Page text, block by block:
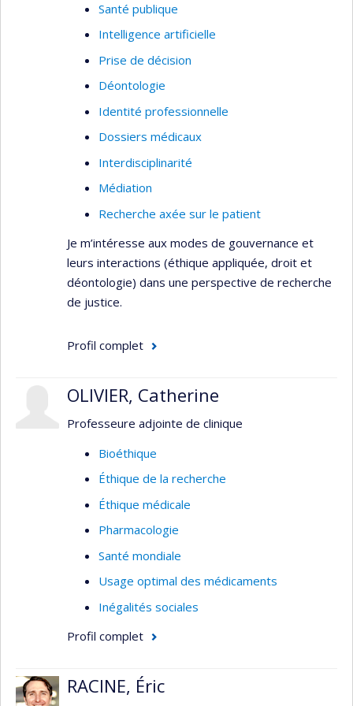
pouvant affecter la recherche scientifique,
l'application des technologies, mais aussi la
réflexion et les discussions en bioéthique. À l'ère
également promouvoir le dialogue et la réflexion
au croisement de la bioéthique et de l'éthique
environnementale.
Santé publique
Intelligence artificielle
Prise de décision
Déontologie
Identité professionnelle
Dossiers médicaux
Interdisciplinarité
Médiation
Recherche axée sur le patient
Je m’intéresse aux modes de gouvernance et
leurs interactions (éthique appliquée, droit et
déontologie) dans une perspective de recherche
de justice.
Profil complet
OLIVIER, Catherine
Professeure adjointe de clinique
Bioéthique
Éthique de la recherche
Éthique médicale
Pharmacologie
Santé mondiale
Usage optimal des médicaments
Inégalités sociales
Profil complet
RACINE, Éric